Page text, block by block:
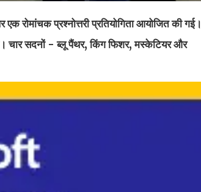
रोमांचक प्रश्नोत्तरी प्रतियोगिता आयोजित की गई।
चार सदनों - ब्लू पैंथर, किंग फिशर, मस्केटियर और